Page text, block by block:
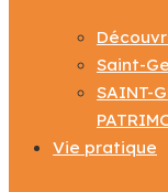
Saint-
SAINT-
Vie pratique